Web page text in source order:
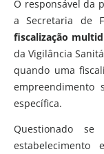
O responsável da
a Secretaria de
fiscalização
da Vigilância
quando uma
empreendimento
específica.
Questionado
estabelecimento